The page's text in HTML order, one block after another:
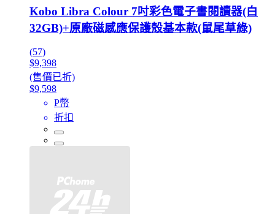
Kobo Libra Colour 7吋彩色電子書閱讀器(白
32GB)+原廠磁感應保護殼基本款(鼠尾草綠)
(57)
$9,398
(售價已折)
$9,598
P幣
折扣